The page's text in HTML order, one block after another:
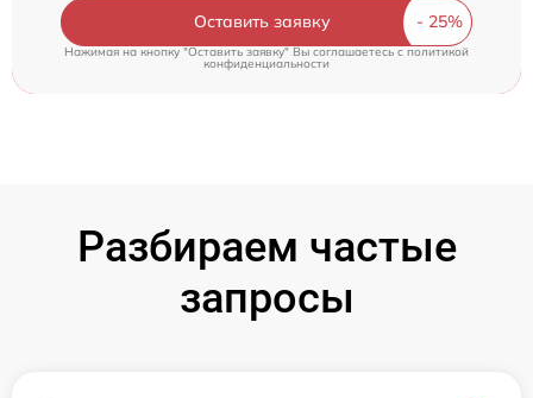
Оставить заявку
Нажимая на кнопку "Оставить заявку" Вы соглашаетесь c политикой
конфиденциальности
Разбираем частые
запросы